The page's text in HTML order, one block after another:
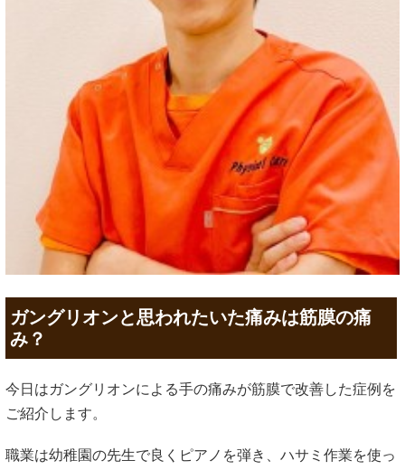
ガングリオンと思われたいた痛みは筋膜の痛
み？
今日はガングリオンによる手の痛みが筋膜で改善した症例を
ご紹介します。
職業は幼稚園の先生で良くピアノを弾き、ハサミ作業を使っ